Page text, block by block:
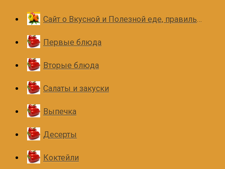
Сайт о Вкусной и Полезной еде, правильном и здоровом питании
Первые блюда
Вторые блюда
Салаты и закуски
Выпечка
Десерты
Коктейли